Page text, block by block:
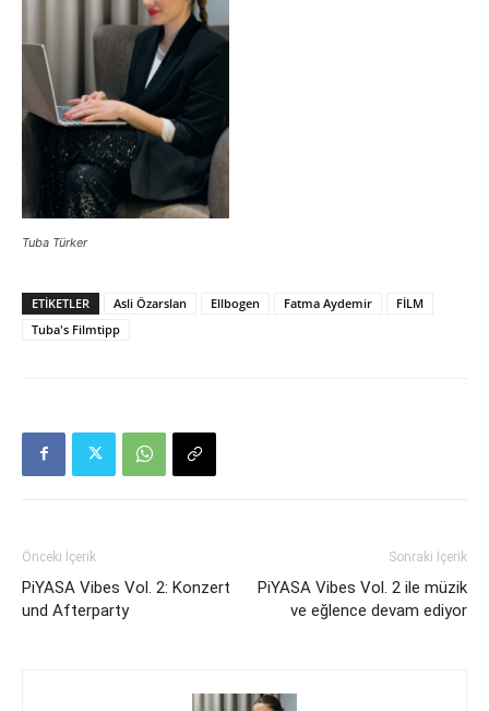
Tuba Türker
ETIKETLER Asli Özarslan Ellbogen Fatma Aydemir
FİLM
Tuba's Filmtipp
Önceki İçerik
PiYASA Vibes Vol. 2: Konzert
und Afterparty
Sonraki İçerik
PiYASA Vibes Vol. 2 ile müzik
ve eğlence devam ediyor